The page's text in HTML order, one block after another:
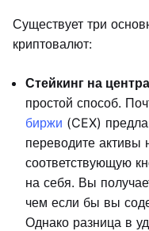
Существует три
криптовалют:
Стейкинг на
простой способ.
биржи (CEX)
переводите активы
соответствующую
на себя. Вы
чем если бы вы
Однако разница в